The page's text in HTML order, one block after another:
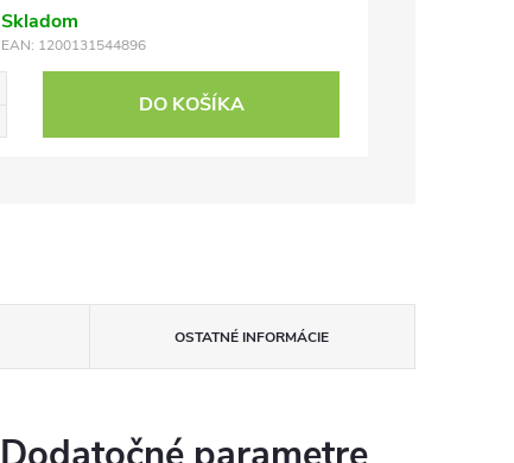
Skladom
EAN: 1200131544896
DO KOŠÍKA
OSTATNÉ INFORMÁCIE